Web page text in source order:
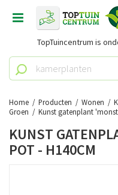
Home Producten Wonen
Groen
Kunst gatenplant
TopTuincentrum is
KUNST
POT - H140CM